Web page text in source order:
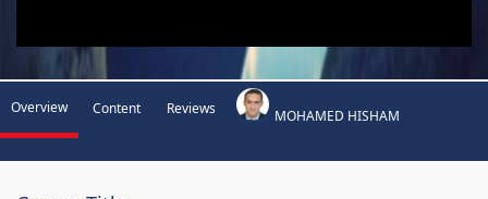
Overview Content Reviews MOHAMED HISHAM